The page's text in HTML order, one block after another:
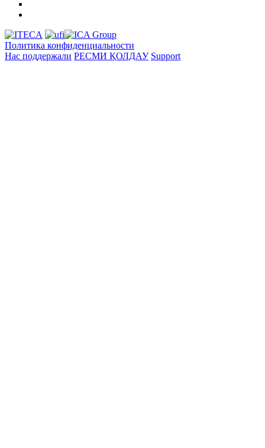
Политика конфиденциальности
Нас поддержали РЕСМИ ҚОЛДАУ Support